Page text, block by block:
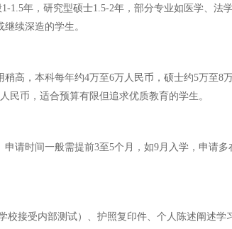
年，研究型硕士1.5-2年，部分专业如医学、法
续深造的学生。
高，本科每年约4万至6万人民币，硕士约5万至8
民币，适合预算有限但追求优质教育的学生。
请时间一般需提前3至5个月，如9月入学，申请
接受内部测试）、护照复印件、个人陈述阐述学